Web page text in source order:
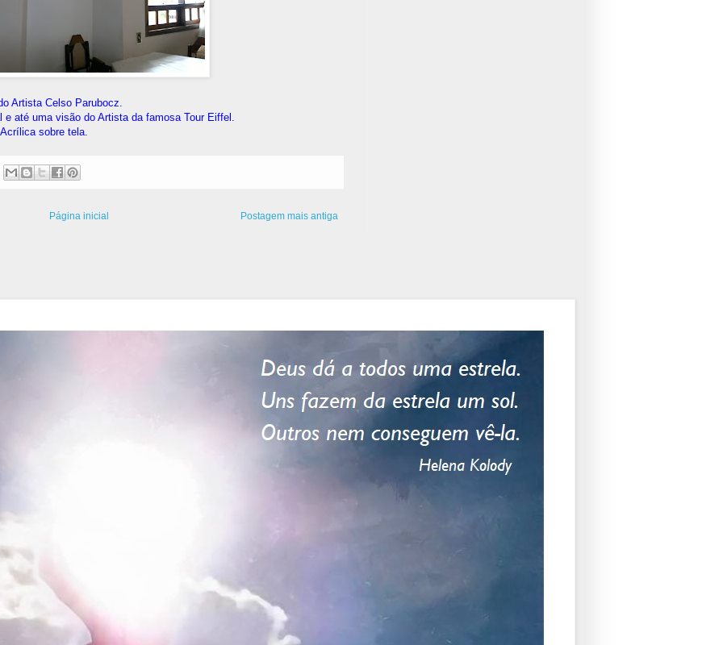
Artista Celso Parubocz.
até uma visão do Artista da famosa Tour Eiffel.
sobre tela.
Postagem mais antiga
Página inicial